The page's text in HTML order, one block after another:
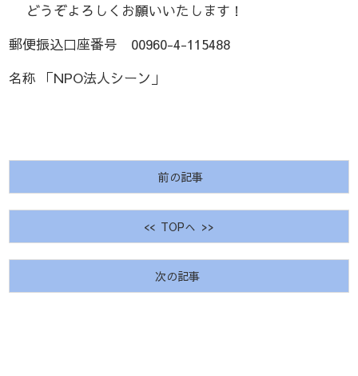
どうぞよろしくお願いいたします！
郵便振込口座番号 00960-4-115488
名称 「NPO法人シーン」
前の記事
<< TOPへ >>
次の記事